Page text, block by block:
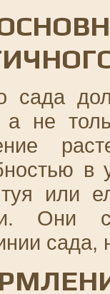
сада
не
в
или
Они